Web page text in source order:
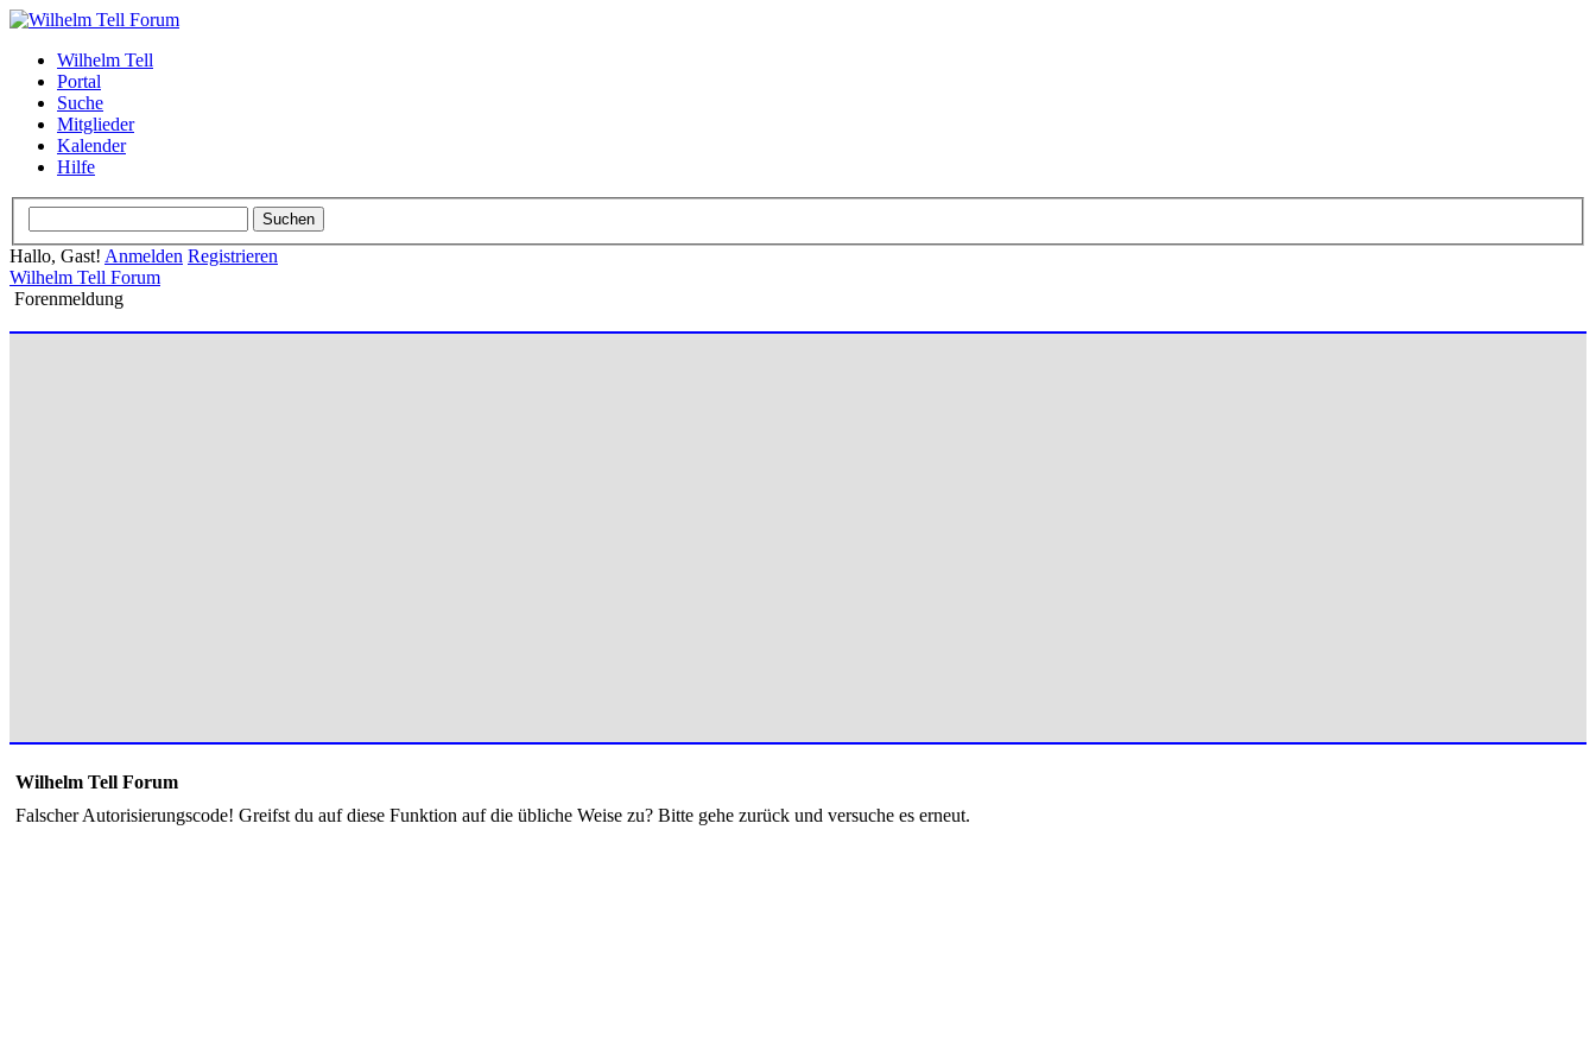
Wilhelm Tell
Portal
Suche
Mitglieder
Kalender
Hilfe
Hallo, Gast! Anmelden Registrieren
Wilhelm Tell Forum
Forenmeldung
Wilhelm Tell Forum
Falscher Autorisierungscode! Greifst du auf diese Funktion auf die übliche Weise zu? Bitte gehe zurück und versuche es erneut.